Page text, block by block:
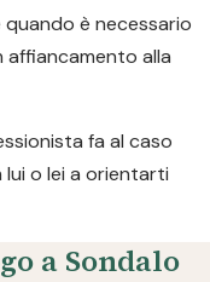
è necessario
alla
fa al caso
o lei a orientarti
a Sondalo